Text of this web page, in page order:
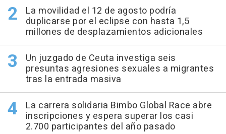
La movilidad el 12 de agosto podría
duplicarse por el eclipse con hasta 1,5
millones de desplazamientos adicionales
Un juzgado de Ceuta investiga seis
presuntas agresiones sexuales a migrantes
tras la entrada masiva
La carrera solidaria Bimbo Global Race abre
inscripciones y espera superar los casi
2.700 participantes del año pasado